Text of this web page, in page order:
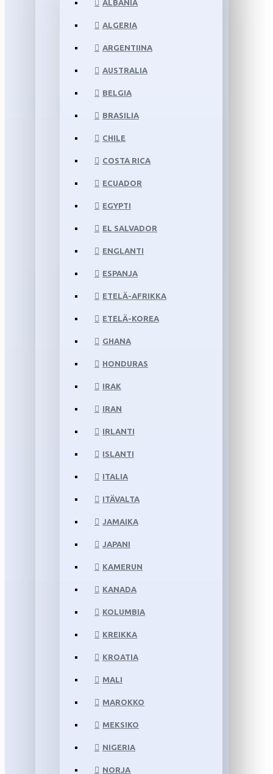
ALBANIA
ALGERIA
ARGENTIINA
AUSTRALIA
BELGIA
BRASILIA
CHILE
COSTA RICA
ECUADOR
EGYPTI
EL SALVADOR
ENGLANTI
ESPANJA
ETELÄ-AFRIKKA
ETELÄ-KOREA
GHANA
HONDURAS
IRAK
IRAN
IRLANTI
ISLANTI
ITALIA
ITÄVALTA
JAMAIKA
JAPANI
KAMERUN
KANADA
KOLUMBIA
KREIKKA
KROATIA
MALI
MAROKKO
MEKSIKO
NIGERIA
NORJA